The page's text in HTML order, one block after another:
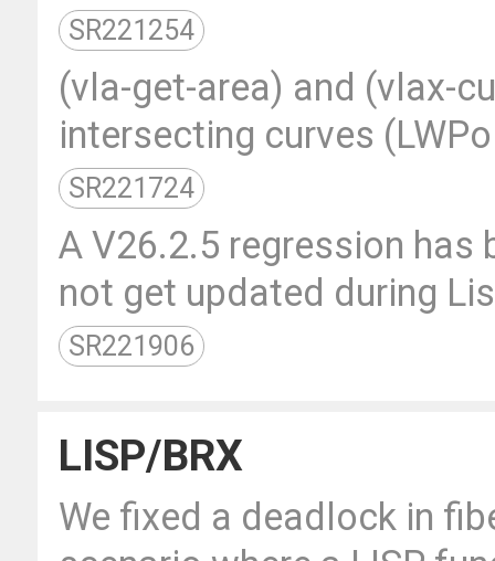
SR221254
(vla-get-area) and (vlax-
intersecting curves
SR221724
A V26.2.5 regression has
not get updated during
SR221906
LISP/BRX
We fixed a deadlock in